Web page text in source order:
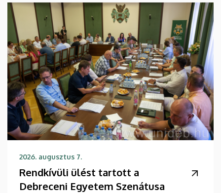
2026. augusztus 7.
Rendkívüli ülést tartott a
Debreceni Egyetem Szenátusa